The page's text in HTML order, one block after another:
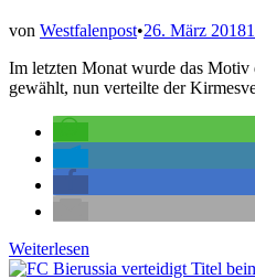
von Westfalenpost•26. März 2018
Im letzten Monat wurde das Motiv
gewählt, nun verteilte der
Das
ist
Weiterlesen